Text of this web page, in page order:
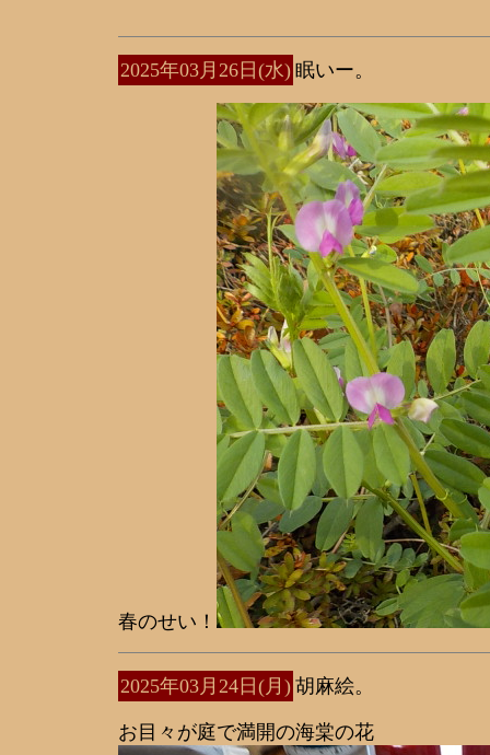
2025年03月26日(水) 眠いー。
春のせい！
2025年03月24日(月) 胡麻絵。
お目々が庭で満開の海棠の花